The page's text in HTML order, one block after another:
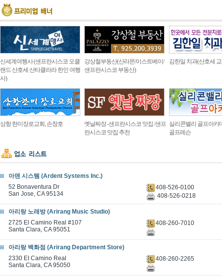
신세계여행사 (샌프란시스코 오클
랜드 산호세 산타클라라 한인 여행
사)
강상철부동산(산라몬/이스트베이/
샌프란시스코 부동산)
김한일 치과(산호세
상항 한미장로교회, 손창호
옛날짜장 -샌프란시스코 맛집 /샌프
란시스코 맛집 추천
실리콘밸리 골프아카
골프레슨
아덴 시스템 (Ardent Systems Inc.)
52 Bonaventura Dr
San Jose, CA 95134
408-526-0100
408-526-0218
아리랑 노래방 (Arirang Music Studio)
2725 El Camino Real #107
Santa Clara, CA 95051
408-260-7010
아리랑 백화점 (Arirang Department Store)
2330 EI Camino Real
Santa Clara, CA 95050
408-260-2265